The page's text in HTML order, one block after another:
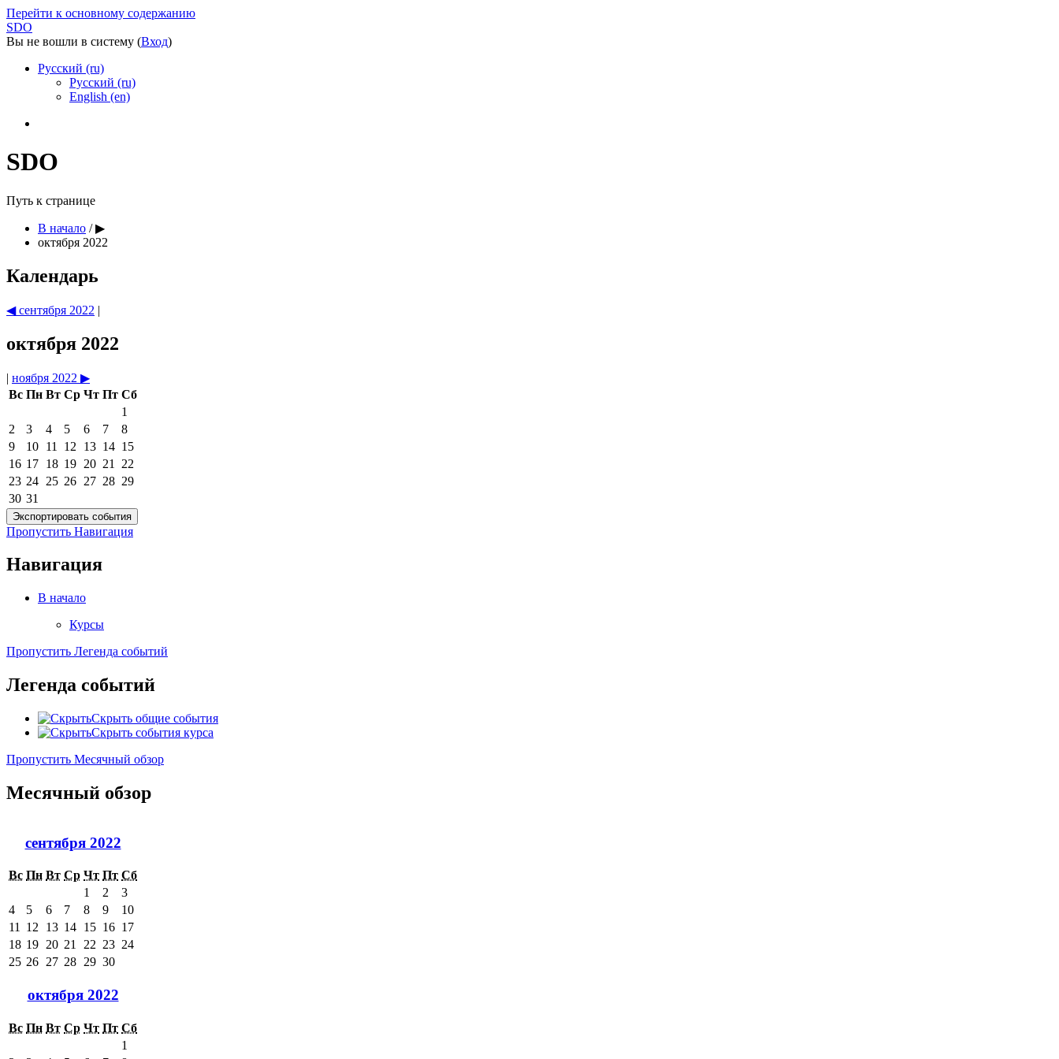
Перейти к основному содержанию
SDO
Вы не вошли в систему (Вход)
Русский (ru)
Русский (ru)
English (en)
SDO
Путь к странице
В начало / ▶︎
октября 2022
Календарь
◀︎ сентября 2022 |
октября 2022
| ноября 2022 ▶︎
Вс Пн Вт Ср Чт Пт Сб
1
2
3 4 5 6 7
8
9
10 11 12 13 14 15
16 17 18 19 20 21
22
23 24 25 26 27 28 29
30 31
Пропустить Навигация
Навигация
В начало
Курсы
Пропустить Легенда событий
Легенда событий
Скрыть общие события
Скрыть события курса
Пропустить Месячный обзор
Месячный обзор
сентября 2022
Вс Пн Вт Ср Чт Пт Сб
1
2
3
4
5 6 7 8 9
10
11
12 13 14 15 16 17
18 19 20 21 22 23 24
25 26 27 28 29 30
октября 2022
Вс Пн Вт Ср Чт Пт Сб
1